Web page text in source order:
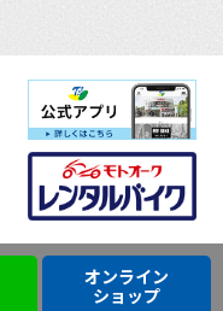
オンライン
ショップ